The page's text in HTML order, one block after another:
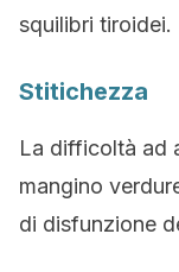
squilibri tiroidei.
Stitichezza
La difficoltà ad
mangino
di disfunzione